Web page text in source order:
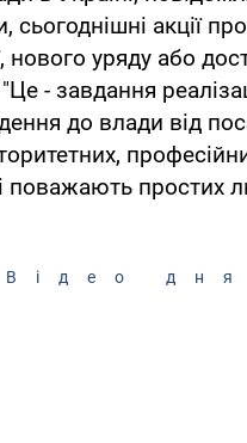
акції
нового уряду або
- завдання
до влади від
поважають простих
Відео дня